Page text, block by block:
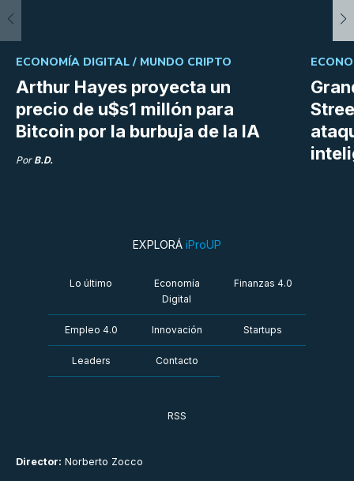
Arthur Hayes proyecta un
precio de u$s1 millón para
Bitcoin por la burbuja de la IA
ECONOMÍA DIGITAL / MUNDO CRIPTO
Por B.D.
Director: Norberto Zocco
EXPLORÁ iProUP
Lo último
Economía
Digital
Finanzas 4.0
Empleo 4.0 Innovación Startups
Leaders Contacto
RSS